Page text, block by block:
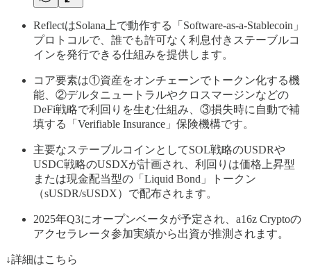
ReflectはSolana上で動作する「Software-as-a-Stablecoin」
プロトコルで、誰でも許可なく利息付きステーブルコ
インを発行できる仕組みを提供します。
コア要素は①資産をオンチェーンでトークン化する機
能、②デルタニュートラルやクロスマージンなどの
DeFi戦略で利回りを生む仕組み、③損失時に自動で補
填する「Verifiable Insurance」保険機構です。
主要なステーブルコインとしてSOL戦略のUSDRや
USDC戦略のUSDXが計画され、利回りは価格上昇型
または現金配当型の「Liquid Bond」トークン
（sUSDR/sUSDX）で配布されます。
2025年Q3にオープンベータが予定され、a16z Cryptoの
アクセラレータ参加実績から出資が推測されます。
↓詳細はこちら